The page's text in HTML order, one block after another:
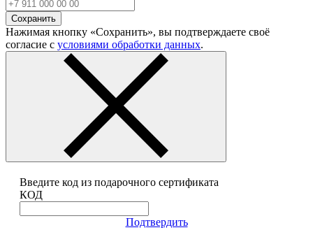
Сохранить
Нажимая кнопку «Сохранить», вы подтверждаете своё
согласие с условиями обработки данных.
Введите код из подарочного сертификата
КОД
Подтвердить